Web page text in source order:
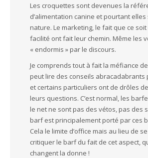
Les croquettes sont devenues la
d’alimentation canine et pourtant
nature. Le marketing, le fait que ce
facilité ont fait leur chemin. Même les
« endormis » par le discours.
Je comprends tout à fait la méfiance
peut lire des conseils abracadabrants
et certains particuliers ont de drôles
leurs questions. C’est normal, les
le net ne sont pas des vétos, pas des
barf est principalement porté par ces
Cela le limite d’office mais au lieu de
critiquer le barf du fait de cet aspect,
changent la donne !